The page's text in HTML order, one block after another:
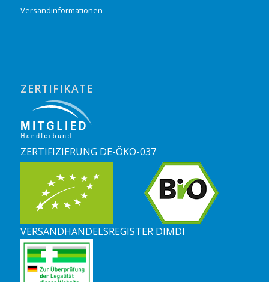
Versandinformationen
ZERTIFIKATE
ZERTIFIZIERUNG DE-ÖKO-037
VERSANDHANDELSREGISTER DIMDI